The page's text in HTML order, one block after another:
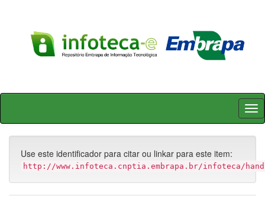
Skip
Use este identificador para citar ou linkar para este item:
http://www.infoteca.cnptia.embrapa.br/infoteca/